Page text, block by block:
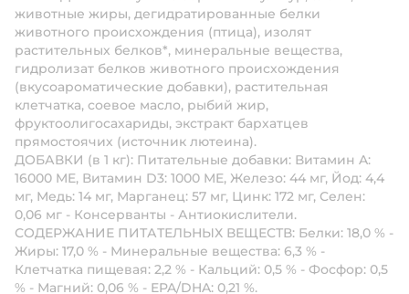
животные жиры, дегидратированные белки
животного происхождения (птица), изолят
растительных белков*, минеральные вещества,
гидролизат белков животного происхождения
(вкусоароматические добавки), растительная
клетчатка, соевое масло, рыбий жир,
фруктоолигосахариды, экстракт бархатцев
прямостоячих (источник лютеина).
ДОБАВКИ (в 1 кг): Питательные добавки: Витамин A:
16000 ME, Витамин D3: 1000 ME, Железо: 44 мг, Йод: 4,4
мг, Медь: 14 мг, Марганец: 57 мг, Цинк: 172 мг, Ceлeн:
0,06 мг - Консерванты - Антиокислители.
СОДЕРЖАНИЕ ПИТАТЕЛЬНЫХ ВЕЩЕСТВ: Белки: 18,0 % -
Жиры: 17,0 % - Минеральные вещества: 6,3 % -
Клетчатка пищевая: 2,2 % - Кальций: 0,5 % - Фосфор: 0,5
% - Магний: 0,06 % - EPA/DHA: 0,21 %.